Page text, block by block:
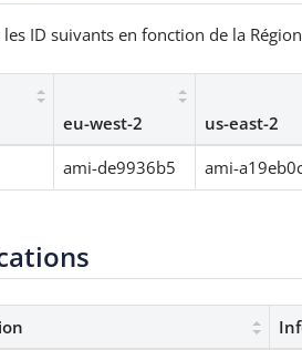
les ID suivants en fonction de la
eu-west-2 us-east-2
ami-de9936b5 ami-